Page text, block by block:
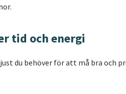
tid och energi
du behöver för att må bra och